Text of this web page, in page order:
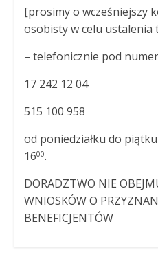
[prosimy o wcześniejszy
osobisty w celu ustalenia
– telefonicznie pod
17 242 12 04
515 100 958
od poniedziałku do
1600.
DORADZTWO NIE
WNIOSKÓW O
BENEFICJENTÓW